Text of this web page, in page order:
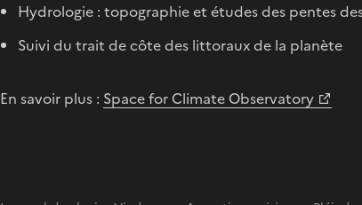
Hydrologie : topographie et études des pentes
Suivi du trait de côte des littoraux de la planète
En savoir plus : Space for Climate Observatory